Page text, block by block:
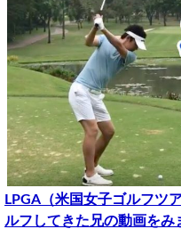
LPGA（米国女子ゴルフツ
ルフしてきた兄の動画をみ